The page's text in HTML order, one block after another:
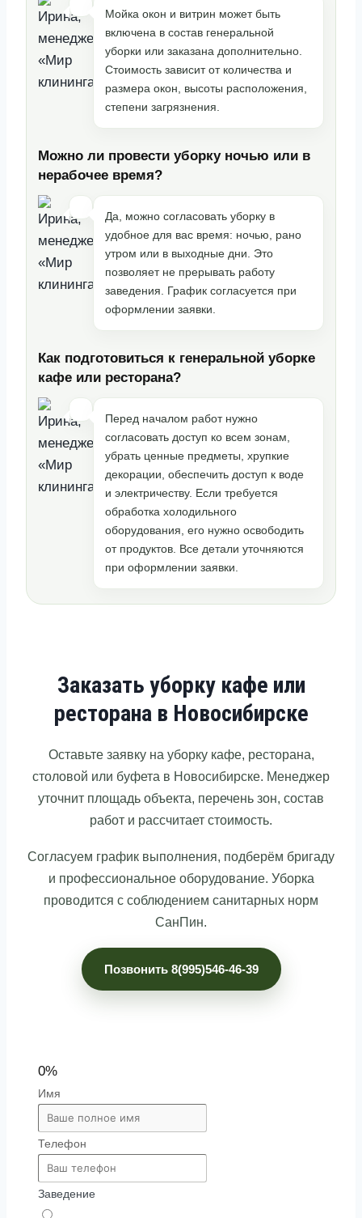
Мойка окон и витрин может быть
включена в состав генеральной
уборки или заказана дополнительно.
Стоимость зависит от количества и
размера окон, высоты расположения,
степени загрязнения.
Можно ли провести уборку ночью или в
нерабочее время?
Да, можно согласовать уборку в
удобное для вас время: ночью, рано
утром или в выходные дни. Это
позволяет не прерывать работу
заведения. График согласуется при
оформлении заявки.
Как подготовиться к генеральной уборке
кафе или ресторана?
Перед началом работ нужно
согласовать доступ ко всем зонам,
убрать ценные предметы, хрупкие
декорации, обеспечить доступ к воде
и электричеству. Если требуется
обработка холодильного
оборудования, его нужно освободить
от продуктов. Все детали уточняются
при оформлении заявки.
Заказать уборку кафе или
ресторана в Новосибирске
Оставьте заявку на уборку кафе, ресторана,
столовой или буфета в Новосибирске. Менеджер
уточнит площадь объекта, перечень зон, состав
работ и рассчитает стоимость.
Согласуем график выполнения, подберём бригаду
и профессиональное оборудование. Уборка
проводится с соблюдением санитарных норм
СанПин.
Позвонить 8(995)546-46-39
0%
Имя
Телефон
Заведение